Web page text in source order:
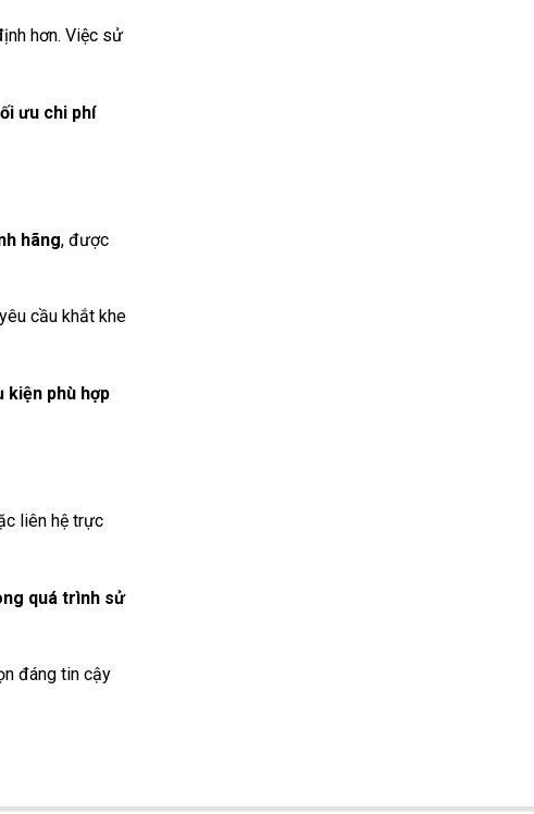
hơn. Việc sử
ưu chi phí
hãng, được
cầu khắt khe
kiện phù hợp
liên hệ trực
quá trình sử
đáng tin cậy